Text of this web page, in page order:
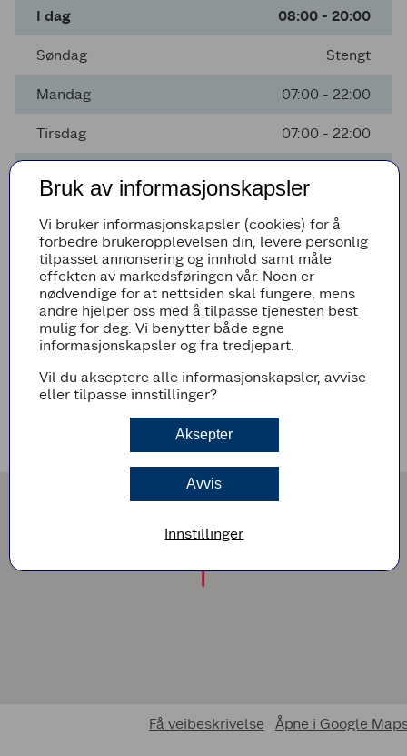
I dag 08:00 - 20:00
Søndag Stengt
Mandag 07:00 - 22:00
Tirsdag 07:00 - 22:00
Fredag 07:00 - 22:00
Lørdag 08:00 - 20:00
Avvikende åpningstider
Det er ingen avvikende åpningstider i nærmeste fremtid
Få veibeskrivelse Åpne i Google
Bruk av informasjonskapsler
Vi bruker informasjonskapsler (cookies) for å
forbedre brukeropplevelsen din, levere personlig
tilpasset annonsering og innhold samt måle
effekten av markedsføringen vår. Noen er
nødvendige for at nettsiden skal fungere, mens
andre hjelper oss med å tilpasse tjenesten best
mulig for deg. Vi benytter både egne
informasjonskapsler og fra tredjepart.
Vil du akseptere alle informasjonskapsler, avvise
eller tilpasse innstillinger?
Aksepter
Avvis
Innstillinger